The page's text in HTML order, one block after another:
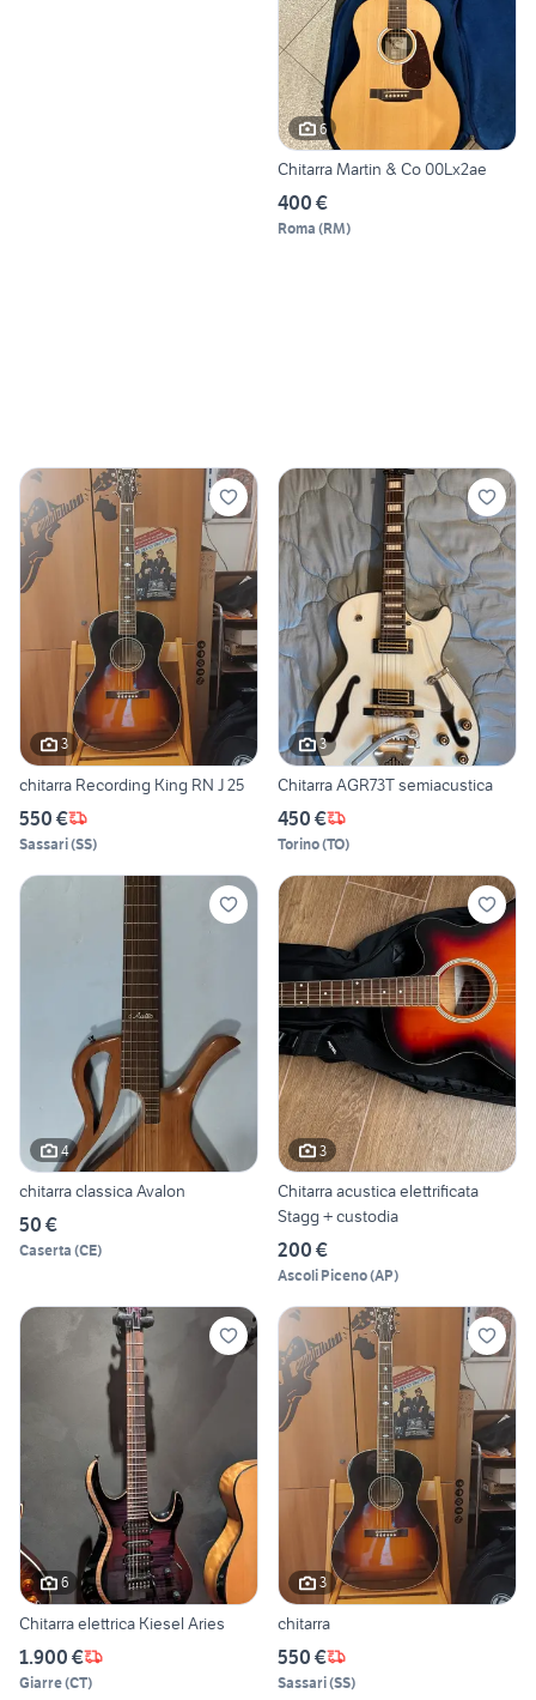
6
Chitarra Martin & Co 00Lx2ae
400 €
Roma (RM)
3
chitarra Recording King RN J 25
550 €
Sassari(SS)
3
Chitarra AGR73T semiacustica
450 €
Torino(TO)
4
chitarra classica Avalon
50 €
Caserta (CE)
3
Chitarra acustica elettrificata
Stagg + custodia
200 €
Ascoli Piceno(AP)
6
Chitarra elettrica Kiesel Aries
1.900 €
Giarre(CT)
3
chitarra
550 €
Sassari(SS)